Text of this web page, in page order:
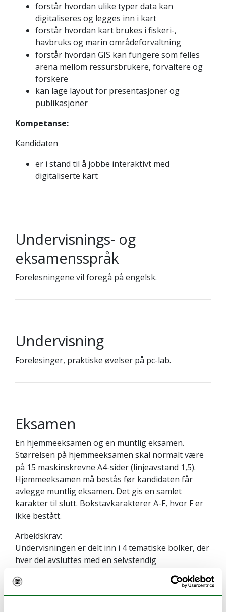
forstår hvordan ulike typer data kan
digitaliseres og legges inn i kart
forstår hvordan kart brukes i fiskeri-,
havbruks og marin områdeforvaltning
forstår hvordan GIS kan fungere som felles
arena mellom ressursbrukere, forvaltere og
forskere
kan lage layout for presentasjoner og
publikasjoner
Kompetanse:
Kandidaten
er i stand til å jobbe interaktivt med
digitaliserte kart
Undervisnings- og
eksamensspråk
Forelesningene vil foregå på engelsk.
Undervisning
Forelesinger, praktiske øvelser på pc-lab.
Eksamen
En hjemmeeksamen og en muntlig eksamen.
Størrelsen på hjemmeeksamen skal normalt være
på 15 maskinskrevne A4-sider (linjeavstand 1,5).
Hjemmeeksamen må bestås før kandidaten får
avlegge muntlig eksamen. Det gis en samlet
karakter til slutt. Bokstavkarakterer A-F, hvor F er
ikke bestått.
Arbeidskrav:
Undervisningen er delt inn i 4 tematiske bolker, der
hver del avsluttes med en selvstendig
godkjennes før eksamen.